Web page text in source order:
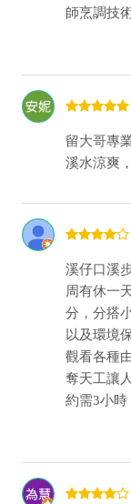
師烹調技
留大哥專
溪水涼爽
溪仔口溪
周有休一
分，分搭
以及環境
觀看各種
奪天工讓
約需3小時